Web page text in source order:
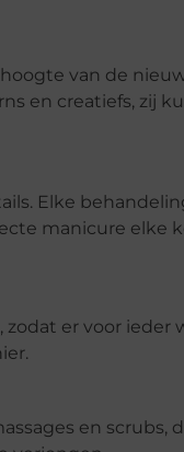
van de
en creatiefs, zij
Elke
manicure elke
er voor ieder
en scrubs,